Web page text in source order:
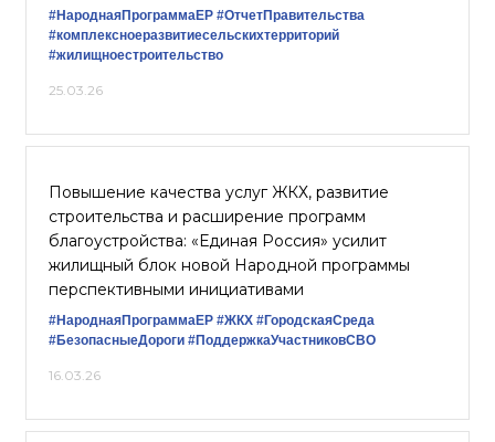
#НароднаяПрограммаЕР #ОтчетПравительства
#комплексноеразвитиесельскихтерриторий
#жилищноестроительство
25.03.26
Повышение качества услуг ЖКХ, развитие
строительства и расширение программ
благоустройства: «Единая Россия» усилит
жилищный блок новой Народной программы
перспективными инициативами
#НароднаяПрограммаЕР #ЖКХ #ГородскаяСреда
#БезопасныеДороги #ПоддержкаУчастниковСВО
16.03.26